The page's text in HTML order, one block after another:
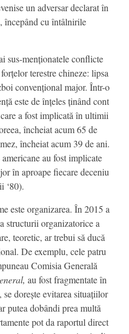
un adversar declarat în
începând cu întâlnirile
sus-menționatele conflicte
terestre chineze: lipsa
convențional major. Într-o
este de înțeles ținând cont
a fost implicată în ultimii
încheiat acum 65 de
încheiat acum 39 de ani.
au fost implicate
în aproape fiecare deceniu
‘80).
este organizarea. În 2015 a
structurii organizatorice a
teoretic, ar trebui să ducă
De exemplu, cele patru
Comisia Generală
au fost fragmentate în
se dorește evitarea situațiilor
putea dobândi prea multă
pot da raportul direct